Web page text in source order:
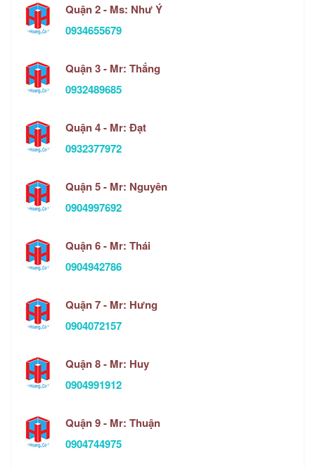
Quận 2 - Ms: Như Ý
0934655679
Quận 3 - Mr: Thắng
0932489685
Quận 4 - Mr: Đạt
0932377972
Quận 5 - Mr: Nguyên
0904997692
Quận 6 - Mr: Thái
0904942786
Quận 7 - Mr: Hưng
0904072157
Quận 8 - Mr: Huy
0904991912
Quận 9 - Mr: Thuận
0904744975